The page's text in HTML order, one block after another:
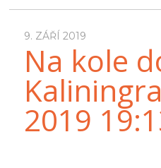
9. ZÁŘÍ 2019
Na kole
2019